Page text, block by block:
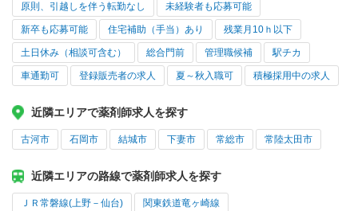
原則、引越しを伴う転勤なし 未経験者も応募可能
新卒も応募可能 住宅補助（手当）あり 残業月10ｈ以下
土日休み（相談可含む） 総合門前 管理職候補 駅チカ
車通勤可 登録販売者の求人 夏～秋入職可 積極採用中の求人
近隣エリアで薬剤師求人を探す
古河市 石岡市 結城市 下妻市 常総市 常陸太田市
近隣エリアの路線で薬剤師求人を探す
ＪＲ常磐線(上野－仙台) 関東鉄道竜ヶ崎線